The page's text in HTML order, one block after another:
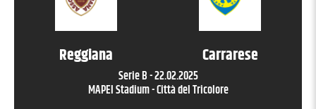
Reggiana Carrarese
Serie B-22.02.2025
MAPEI Stadium - Città del Tricolore